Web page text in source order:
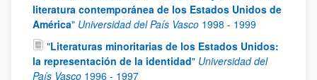
literatura contemporánea de los Estados Unidos de
América" Universidad del País Vasco 1998 - 1999
"Literaturas minoritarias de los Estados Unidos:
la representación de la identidad" Universidad del
País Vasco 1996 - 1997